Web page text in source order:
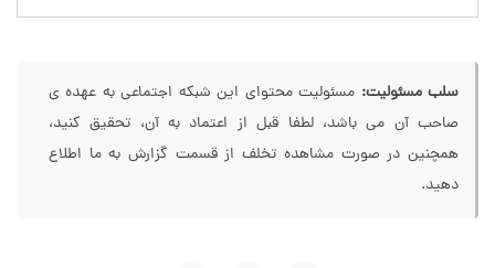
سلب مسئولیت: مسئولیت محتوای این شبکه اجتماعی به عهده ی
صاحب آن می باشد، لطفا قبل از اعتماد به آن، تحقیق کنید،
همچنین در صورت مشاهده تخلف از قسمت گزارش به ما اطلاع
دهید.